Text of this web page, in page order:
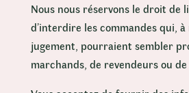
Nous nous réservons le droit de
d’interdire les commandes qui,
jugement, pourraient sembler
marchands, de revendeurs ou